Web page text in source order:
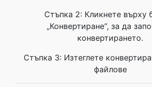
Стъпка 2: Кликнете върху
„Конвертиране“, за да
конвертирането.
Стъпка 3: Изтеглете
файлове